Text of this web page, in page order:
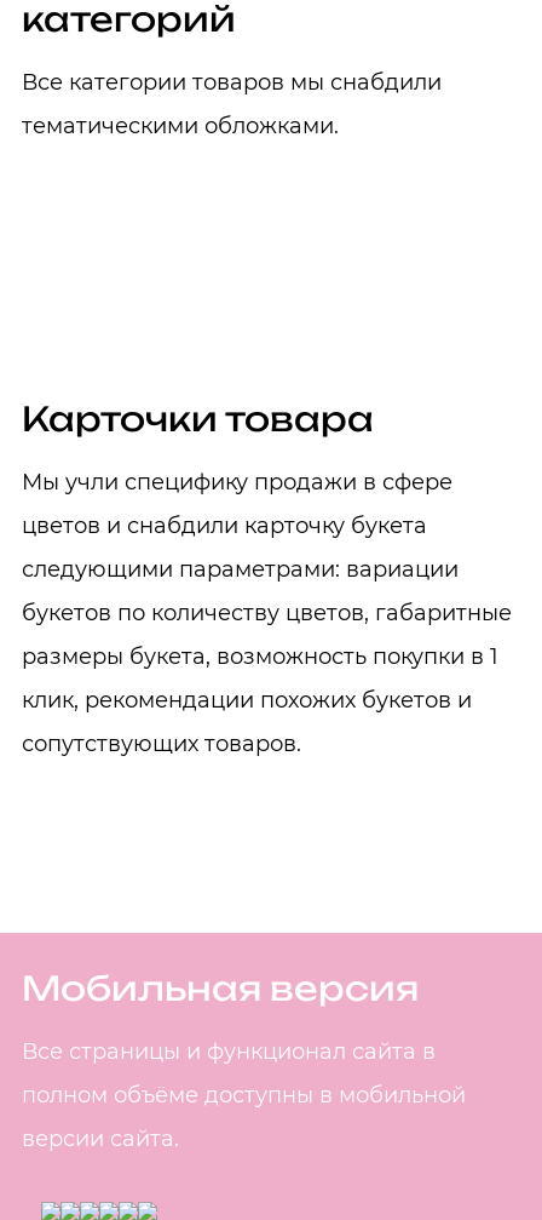
категорий
Все категории товаров мы снабдили
тематическими обложками.
Карточки товара
Мы учли специфику продажи в сфере
цветов и снабдили карточку букета
следующими параметрами: вариации
букетов по количеству цветов, габаритные
размеры букета, возможность покупки в 1
клик, рекомендации похожих букетов и
сопутствующих товаров.
Мобильная версия
Все страницы и функционал сайта в
полном объёме доступны в мобильной
версии сайта.